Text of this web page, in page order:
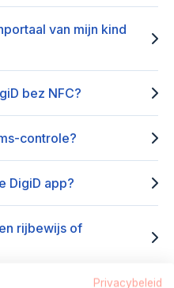
van mijn kind
bez NFC?
controle?
DigiD app?
rijbewijs of
Privacybeleid